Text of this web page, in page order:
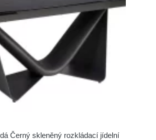
Černý skleněný rozkládací jídelní